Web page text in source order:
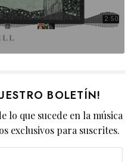
BOLETÍN!
lo que sucede en la música
exclusivos para suscrites.